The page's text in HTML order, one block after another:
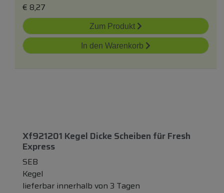
€ 8,27
Zum Produkt
In den Warenkorb
Xf921201 Kegel Dicke Scheiben fürFresh
Express
SEB
Kegel
lieferbar innerhalb von 3 Tagen